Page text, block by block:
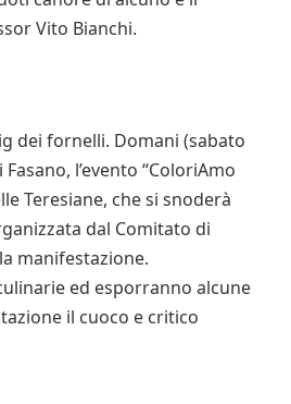
Vito Bianchi.
dei fornelli. Domani (sabato
l’evento “ColoriAmo
Teresiane, che si snoderà
dal Comitato di
manifestazione.
ed esporranno alcune
il cuoco e critico